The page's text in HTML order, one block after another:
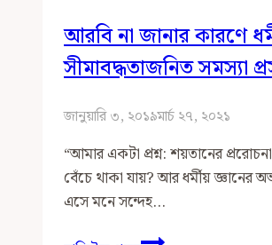
আরবি না জানার কারণে
সীমাবদ্ধতাজনিত সমস্যা
জানুয়ারি ৩, ২০১৯মার্চ ২৭, ২০২১
“আমার একটা প্রশ্ন: শয়তানের
বেঁচে থাকা যায়? আর ধর্মীয় জ্ঞানের
এসে মনে সন্দেহ…